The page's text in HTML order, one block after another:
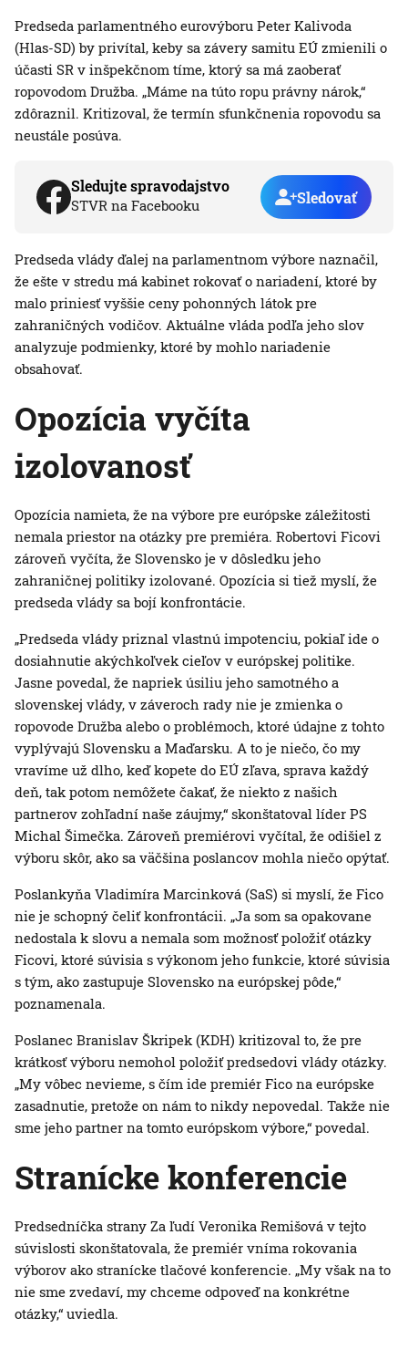
Predseda parlamentného eurovýboru Peter Kalivoda
(Hlas-SD) by privítal, keby sa závery samitu EÚ zmienili o
účasti SR v inšpekčnom tíme, ktorý sa má zaoberať
ropovodom Družba. „Máme na túto ropu právny nárok,“
zdôraznil. Kritizoval, že termín sfunkčnenia ropovodu sa
neustále posúva.
Sledujte spravodajstvo
STVR na Facebooku Sledovať
Predseda vlády ďalej na parlamentnom výbore naznačil,
že ešte v stredu má kabinet rokovať o nariadení, ktoré by
malo priniesť vyššie ceny pohonných látok pre
zahraničných vodičov. Aktuálne vláda podľa jeho slov
analyzuje podmienky, ktoré by mohlo nariadenie
obsahovať.
Opozícia vyčíta
izolovanosť
Opozícia namieta, že na výbore pre európske záležitosti
nemala priestor na otázky pre premiéra. Robertovi Ficovi
zároveň vyčíta, že Slovensko je v dôsledku jeho
zahraničnej politiky izolované. Opozícia si tiež myslí, že
predseda vlády sa bojí konfrontácie.
„Predseda vlády priznal vlastnú impotenciu, pokiaľ ide o
dosiahnutie akýchkoľvek cieľov v európskej politike.
Jasne povedal, že napriek úsiliu jeho samotného a
slovenskej vlády, v záveroch rady nie je zmienka o
ropovode Družba alebo o problémoch, ktoré údajne z tohto
vyplývajú Slovensku a Maďarsku. A to je niečo, čo my
vravíme už dlho, keď kopete do EÚ zľava, sprava každý
deň, tak potom nemôžete čakať, že niekto z našich
partnerov zohľadní naše záujmy,“ skonštatoval líder PS
Michal Šimečka. Zároveň premiérovi vyčítal, že odišiel z
výboru skôr, ako sa väčšina poslancov mohla niečo opýtať.
Poslankyňa Vladimíra Marcinková (SaS) si myslí, že Fico
nie je schopný čeliť konfrontácii. „Ja som sa opakovane
nedostala k slovu a nemala som možnosť položiť otázky
Ficovi, ktoré súvisia s výkonom jeho funkcie, ktoré súvisia
s tým, ako zastupuje Slovensko na európskej pôde,“
poznamenala.
Poslanec Branislav Škripek (KDH) kritizoval to, že pre
krátkosť výboru nemohol položiť predsedovi vlády otázky.
„My vôbec nevieme, s čím ide premiér Fico na európske
zasadnutie, pretože on nám to nikdy nepovedal. Takže nie
sme jeho partner na tomto európskom výbore,“ povedal.
Stranícke konferencie
Predsedníčka strany Za ľudí Veronika Remišová v tejto
súvislosti skonštatovala, že premiér vníma rokovania
výborov ako stranícke tlačové konferencie. „My však na to
nie sme zvedaví, my chceme odpoveď na konkrétne
otázky,“ uviedla.